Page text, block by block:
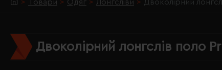
Товари Одяг Лонгсліви Двоколірний
Двоколірний лонгслів поло